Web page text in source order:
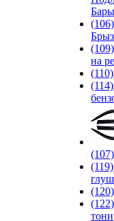
Бары
(106)
на